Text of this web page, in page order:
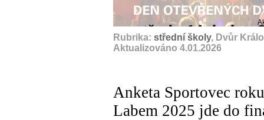
Rubrika: střední školy, Dvůr
Aktualizováno 4.01.2026
Anketa Sportovec
Labem 2025 jde do